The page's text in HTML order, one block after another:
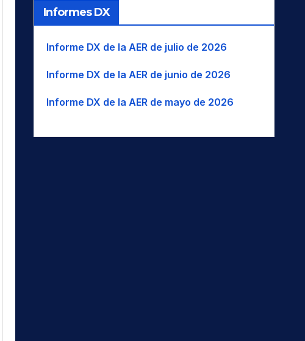
Informes DX
Informe DX de la AER de julio de 2026
Informe DX de la AER de junio de 2026
Informe DX de la AER de mayo de 2026